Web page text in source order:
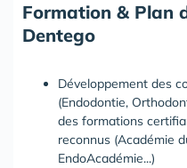
Formation & Plan
Dentego
Développement des
(Endodontie,
des formations
reconnus (Académie
EndoAcadémie...)